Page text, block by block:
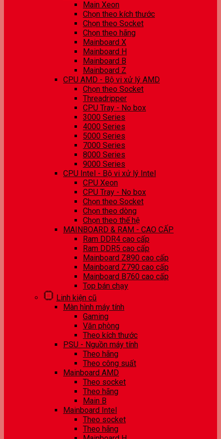
Main Xeon
Chọn theo kích thước
Chọn theo Socket
Chọn theo hãng
Mainboard X
Mainboard H
Mainboard B
Mainboard Z
CPU AMD - Bộ vi xử lý AMD
Chọn theo Socket
Threadripper
CPU Tray - No box
3000 Series
4000 Series
5000 Series
7000 Series
8000 Series
9000 Series
CPU Intel - Bộ vi xử lý Intel
CPU Xeon
CPU Tray - No box
Chọn theo Socket
Chọn theo dòng
Chọn theo thế hệ
MAINBOARD & RAM - CAO CẤP
Ram DDR4 cao cấp
Ram DDR5 cao cấp
Mainboard Z890 cao cấp
Mainboard Z790 cao cấp
Mainboard B760 cao cấp
Top bán chạy
Linh kiện cũ
Màn hình máy tính
Gaming
Văn phòng
Theo kích thước
PSU - Nguồn máy tính
Theo hãng
Theo công suất
Mainboard AMD
Theo socket
Theo hãng
Main B
Mainboard Intel
Theo socket
Theo hãng